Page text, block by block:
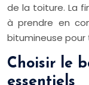
de la toiture. La
à prendre en
bitumineuse pour
Choisir le
essentiels